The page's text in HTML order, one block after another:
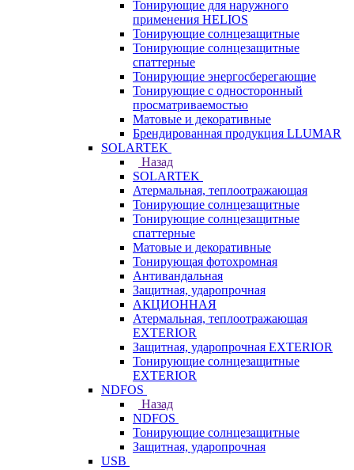
Тонирующие для наружного
применения HELIOS
Тонирующие солнцезащитные
Тонирующие солнцезащитные
спаттерные
Тонирующие энергосберегающие
Тонирующие с односторонный
просматриваемостью
Матовые и декоративные
Брендированная продукция LLUMAR
SOLARTEK
Назад
SOLARTEK
Атермальная, теплоотражающая
Тонирующие солнцезащитные
Тонирующие солнцезащитные
спаттерные
Матовые и декоративные
Тонирующая фотохромная
Антивандальная
Защитная, ударопрочная
АКЦИОННАЯ
Атермальная, теплоотражающая
EXTERIOR
Защитная, ударопрочная EXTERIOR
Тонирующие солнцезащитные
EXTERIOR
NDFOS
Назад
NDFOS
Тонирующие солнцезащитные
Защитная, ударопрочная
USB